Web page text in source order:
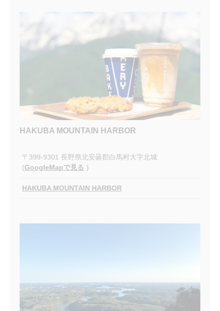
HAKUBA MOUNTAIN HARBOR
〒399-9301 長野県北安曇郡白馬村大字北城
(GoogleMapで見る )
HAKUBA MOUNTAIN HARBOR